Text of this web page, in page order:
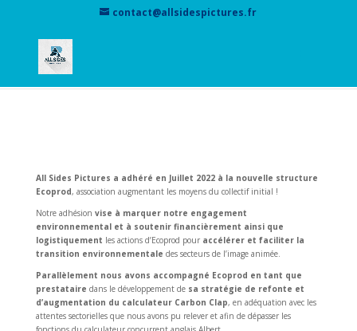
contact@allsidespictures.fr
All Sides Pictures a adhéré en Juillet 2022 à la nouvelle structure
Ecoprod, association augmentant les moyens du collectif initial !
Notre adhésion vise à marquer notre engagement
environnemental et à soutenir financièrement ainsi que
logistiquement les actions d’Ecoprod pour accélérer et faciliter la
transition environnementale des secteurs de l’image animée.
Parallèlement nous avons accompagné Ecoprod en tant que
prestataire dans le développement de sa stratégie de refonte et
d’augmentation du calculateur Carbon Clap, en adéquation avec les
attentes sectorielles que nous avons pu relever et afin de dépasser les